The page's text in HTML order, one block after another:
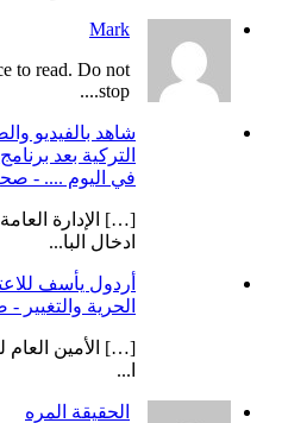
Mark
to read. Do not
stop....
شاهد بالفيديو
في اليوم .... -
[…] الإدارة
ادخال البا...
أردول يأسف
الحرية والتغيير
[…] الأمين العام
ا...
الحقيقة المره